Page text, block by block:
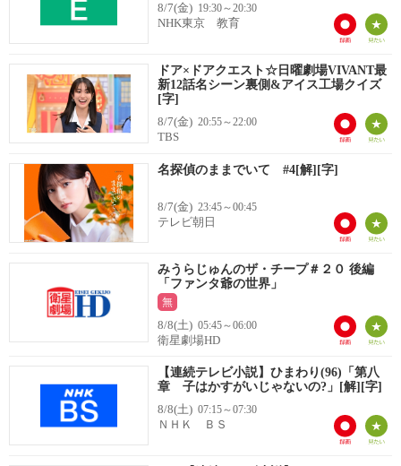
8/7(金) 19:30～20:30
NHK東京 教育
ドア×ドアクエスト☆日曜劇場VIVANT最
新12話名シーン裏側&アイス工場クイズ
[字]
8/7(金) 20:55～22:00
TBS
名探偵のままでいて #4[解][字]
8/7(金) 23:45～00:45
テレビ朝日
みうらじゅんのザ・チープ＃２０ 後編
「ファンタ爺の世界」
無
8/8(土) 05:45～06:00
衛星劇場HD
【連続テレビ小説】ひまわり(96)「第八
章 子はかすがいじゃないの?」[解][字]
8/8(土) 07:15～07:30
ＮＨＫ ＢＳ